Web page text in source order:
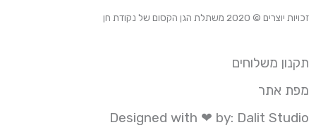
זכויות יוצרים © 2020 משתלת הגן הקסום של נקודת חן
תקנון משלוחים
מפת אתר
Designed with ❤ by: Dalit Studio